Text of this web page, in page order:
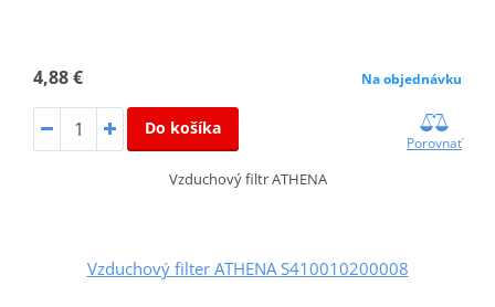
4,88 € Na objednávku
Do košíka
Porovnať
Vzduchový filtr ATHENA
Vzduchový filter ATHENA S410010200008